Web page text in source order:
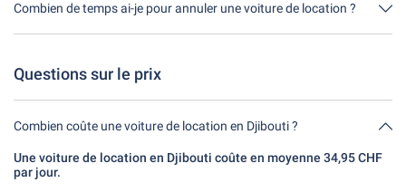
une autre assurance sur place.
Combien de temps ai-je pour annuler une voiture de location ?
Tu as jusqu'à 24 heures avant la location pour annuler, pendant
Questions sur le prix
Combien coûte une voiture de location en Djibouti ?
Une voiture de location en Djibouti coûte en moyenne 34,95 CHF
par jour.